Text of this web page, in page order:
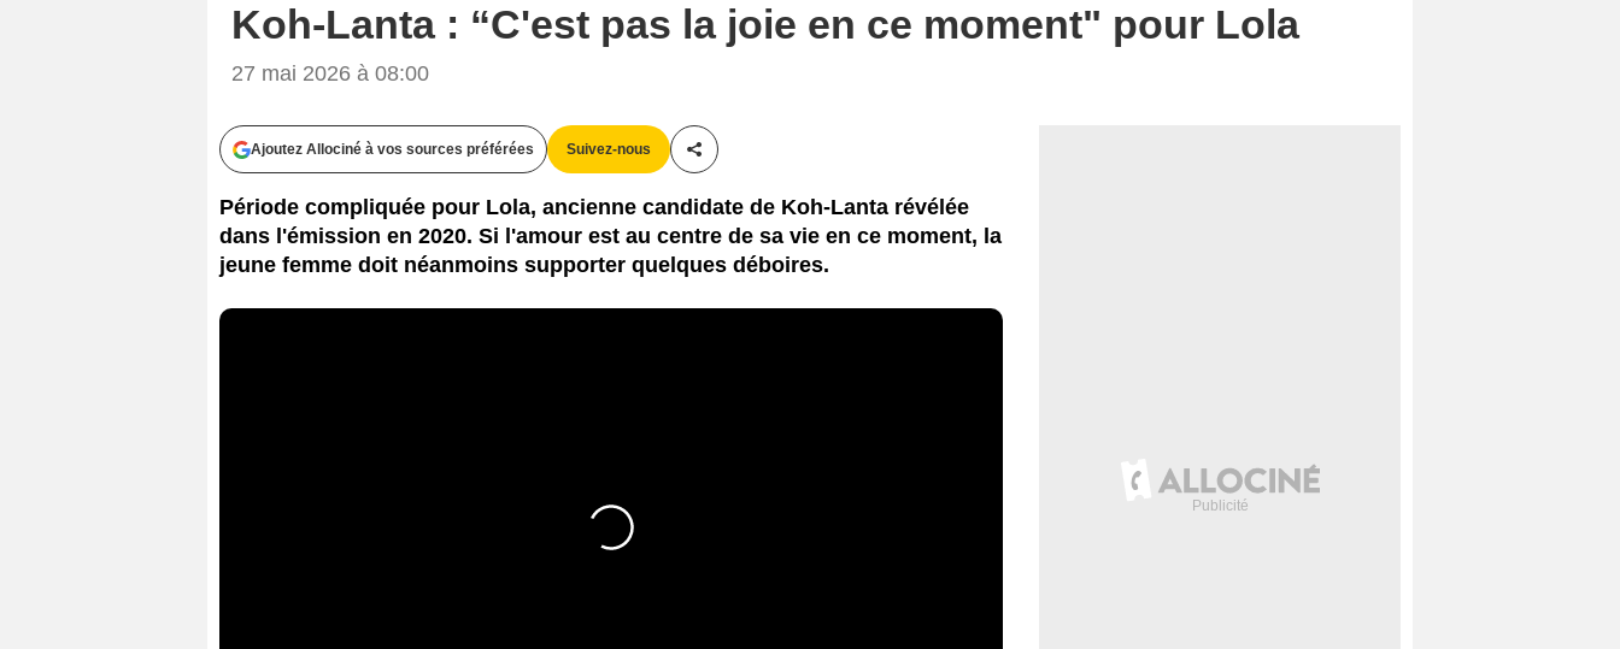
Koh-Lanta : “C'est pas la joie en ce moment" pour Lola
27 mai 2026 à 08:00
Ajoutez Allociné à vos sources préférées Suivez-nous
Partager cet article
Période compliquée pour Lola, ancienne candidate de Koh-Lanta révélée
dans l'émission en 2020. Si l'amour est au centre de sa vie en ce moment, la
jeune femme doit néanmoins supporter quelques déboires.